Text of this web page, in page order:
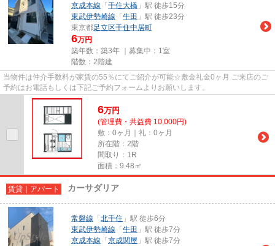
京成本線 「 千住大橋 」駅 徒歩15分
東武伊勢崎線 「 牛田 」駅 徒歩23分
東京都足立区千住中居町
6万円
築年数：築3年 ｜募集中： 1室
階数：2階建
当物件は仲介手数料が家賃の55％にてご紹介が可能☆敷金礼金0ヶ月 ご来店のご
予約はお電話もしくは下記ご予約フォームよりお願いします。
6万円
(管理費・共益費 10,000円)
敷：0ヶ月｜礼：0ヶ月
所在階：2階
間取り：1R
面積：9.48㎡
賃貸｜アパート カーサダリア
常磐線 「 北千住 」駅 徒歩6分
東武伊勢崎線 「 牛田 」駅 徒歩7分
京成本線 「 京成関屋 」駅 徒歩7分